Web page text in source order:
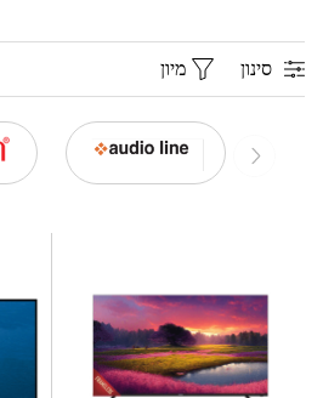
סינון מיון